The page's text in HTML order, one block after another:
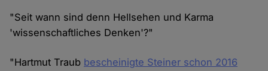
"Seit wann sind denn Hellsehen und Karma
'wissenschaftliches Denken'?"
"Hartmut Traub bescheinigte Steiner schon 2016